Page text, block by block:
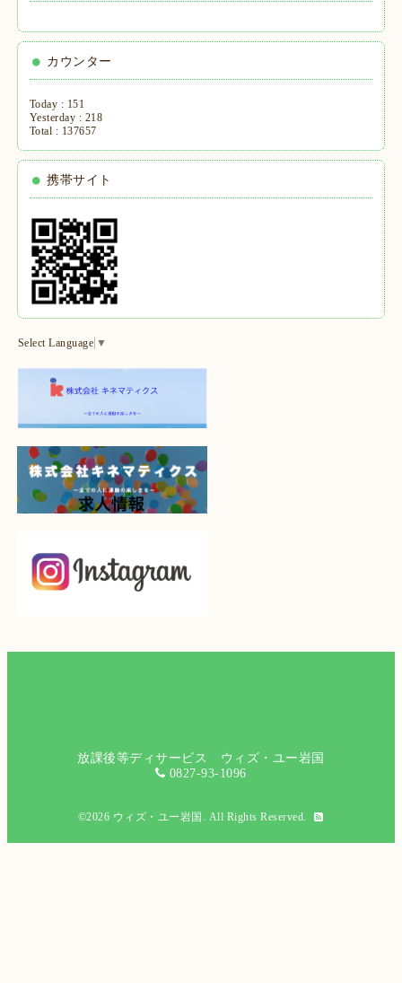
カウンター
Today : 151
Yesterday : 218
Total : 137657
携帯サイト
Select Language ▼
放課後等ディサービス ウィズ・ユー岩国
0827-93-1096
©2026 ウィズ・ユー岩国 . All Rights Reserved.